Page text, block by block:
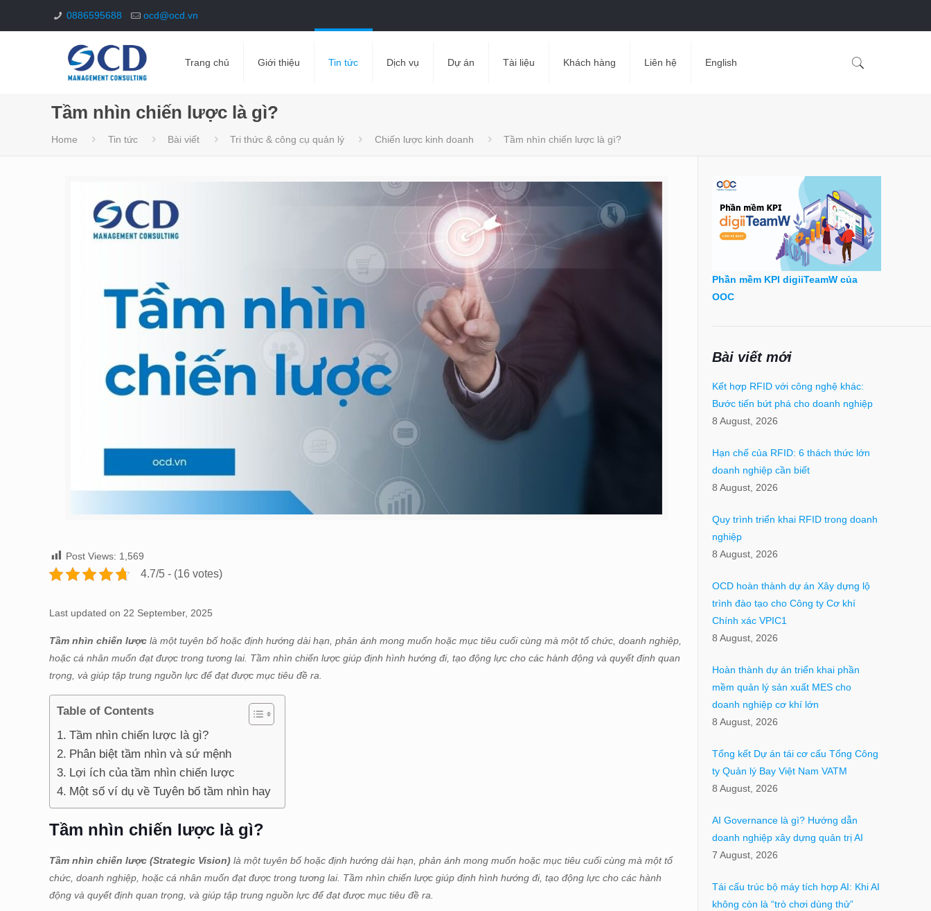
0886595688 ocd@ocd.vn
Trang chủ Giới thiệu Tin tức Dịch vụ Dự án Tài liệu Khách hàng Liên hệ English
Tầm nhìn chiến lược là gì?
Home Tin tức Bài viết Tri thức & công cụ quản lý Chiến lược kinh doanh Tầm nhìn chiến lược là gì?
Post Views: 1,569
4.7/5 - (16 votes)
Last updated on 22 September, 2025
Tầm nhìn chiến lược là một tuyên bố hoặc định hướng dài hạn, phản ánh mong muốn hoặc mục tiêu cuối cùng mà một tổ chức, doanh nghiệp,
hoặc cá nhân muốn đạt được trong tương lai. Tầm nhìn chiến lược giúp định hình hướng đi, tạo động lực cho các hành động và quyết định quan
trọng, và giúp tập trung nguồn lực để đạt được mục tiêu đề ra.
Table of Contents
Tầm nhìn chiến lược là gì?
Phân biệt tầm nhìn và sứ mệnh
Lợi ích của tầm nhìn chiến lược
Một số ví dụ về Tuyên bố tầm nhìn hay
Tầm nhìn chiến lược là gì?
Tầm nhìn chiến lược (Strategic Vision) là một tuyên bố hoặc định hướng dài hạn, phản ánh mong muốn hoặc mục tiêu cuối cùng mà một tổ
chức, doanh nghiệp, hoặc cá nhân muốn đạt được trong tương lai. Tầm nhìn chiến lược giúp định hình hướng đi, tạo động lực cho các hành
động và quyết định quan trọng, và giúp tập trung nguồn lực để đạt được mục tiêu đề ra.
Phần mềm KPI digiiTeamW của
OOC
Bài viết mới
Kết hợp RFID với công nghệ khác:
Bước tiến bứt phá cho doanh nghiệp
8 August, 2026
Hạn chế của RFID: 6 thách thức lớn
doanh nghiệp cần biết
8 August, 2026
Quy trình triển khai RFID trong doanh
nghiệp
8 August, 2026
OCD hoàn thành dự án Xây dựng lộ
trình đào tạo cho Công ty Cơ khí
Chính xác VPIC1
8 August, 2026
Hoàn thành dự án triển khai phần
mềm quản lý sản xuất MES cho
doanh nghiệp cơ khí lớn
8 August, 2026
Tổng kết Dự án tái cơ cấu Tổng Công
ty Quản lý Bay Việt Nam VATM
8 August, 2026
AI Governance là gì? Hướng dẫn
doanh nghiệp xây dựng quản trị AI
7 August, 2026
Tái cấu trúc bộ máy tích hợp AI: Khi AI
không còn là “trò chơi dùng thử”